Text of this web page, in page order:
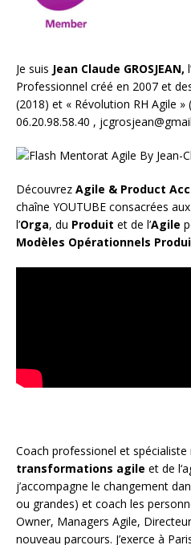
Je suis Jean Claude GROSJEAN,
Professionnel créé en 2007 et
(2018) et « Révolution RH Agile »
06.20.98.58.40 ,
Découvrez Agile & Product
chaîne YOUTUBE consacrées
l’Orga, du Produit et de l’Agile
Modèles Opérationnels
Coach professionel et spécialiste
transformations agile et de l
j’accompagne le changement
ou grandes) et coach les
Owner, Managers Agile,
nouveau parcours. J’exerce à